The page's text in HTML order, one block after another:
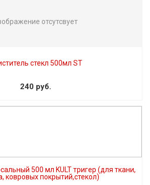
отсутсвует
стекл 500мл ST
240 руб.
500 мл KULT тригер (для ткани,
ковровых покрытий,стекол)